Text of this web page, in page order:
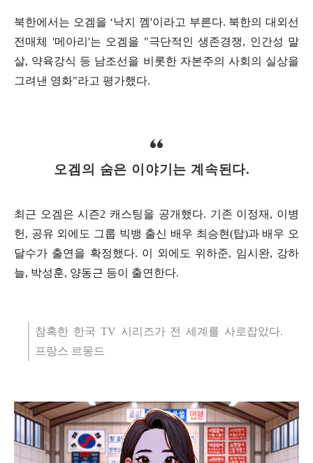
북한에서는 오겜을 ‘낙지 껨'이라고 부른다. 북한의 대외선
전매체 '메아리'는 오겜을 "극단적인 생존경쟁, 인간성 말
살, 약육강식 등 남조선을 비롯한 자본주의 사회의 실상을
그려낸 영화"라고 평가했다.
오겜의 숨은 이야기는 계속된다.
최근 오겜은 시즌2 캐스팅을 공개했다. 기존 이정재, 이병
헌, 공유 외에도 그룹 빅뱅 출신 배우 최승현(탑)과 배우 오
달수가 출연을 확정했다. 이 외에도 위하준, 임시완, 강하
늘, 박성훈, 양동근 등이 출연한다.
참혹한 한국 TV 시리즈가 전 세계를 사로잡았다.
프랑스 르몽드